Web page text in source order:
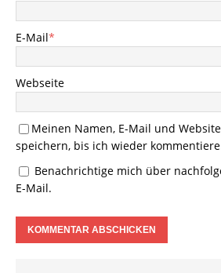
E-Mail*
Webseite
Meinen Namen, E-Mail und
speichern, bis ich wieder
Benachrichtige mich über
E-Mail.